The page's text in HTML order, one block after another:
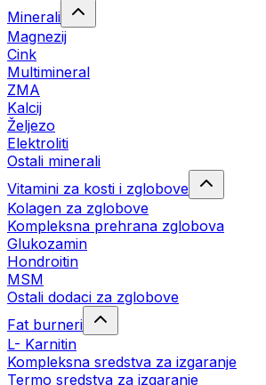
Minerali
Magnezij
Cink
Multimineral
ZMA
Kalcij
Željezo
Elektroliti
Ostali minerali
Vitamini za kosti i zglobove
Kolagen za zglobove
Kompleksna prehrana zglobova
Glukozamin
Hondroitin
MSM
Ostali dodaci za zglobove
Fat burneri
L- Karnitin
Kompleksna sredstva za izgaranje
Termo sredstva za izgaranje